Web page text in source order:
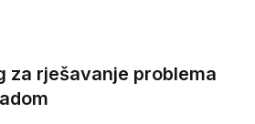
za rješavanje problema